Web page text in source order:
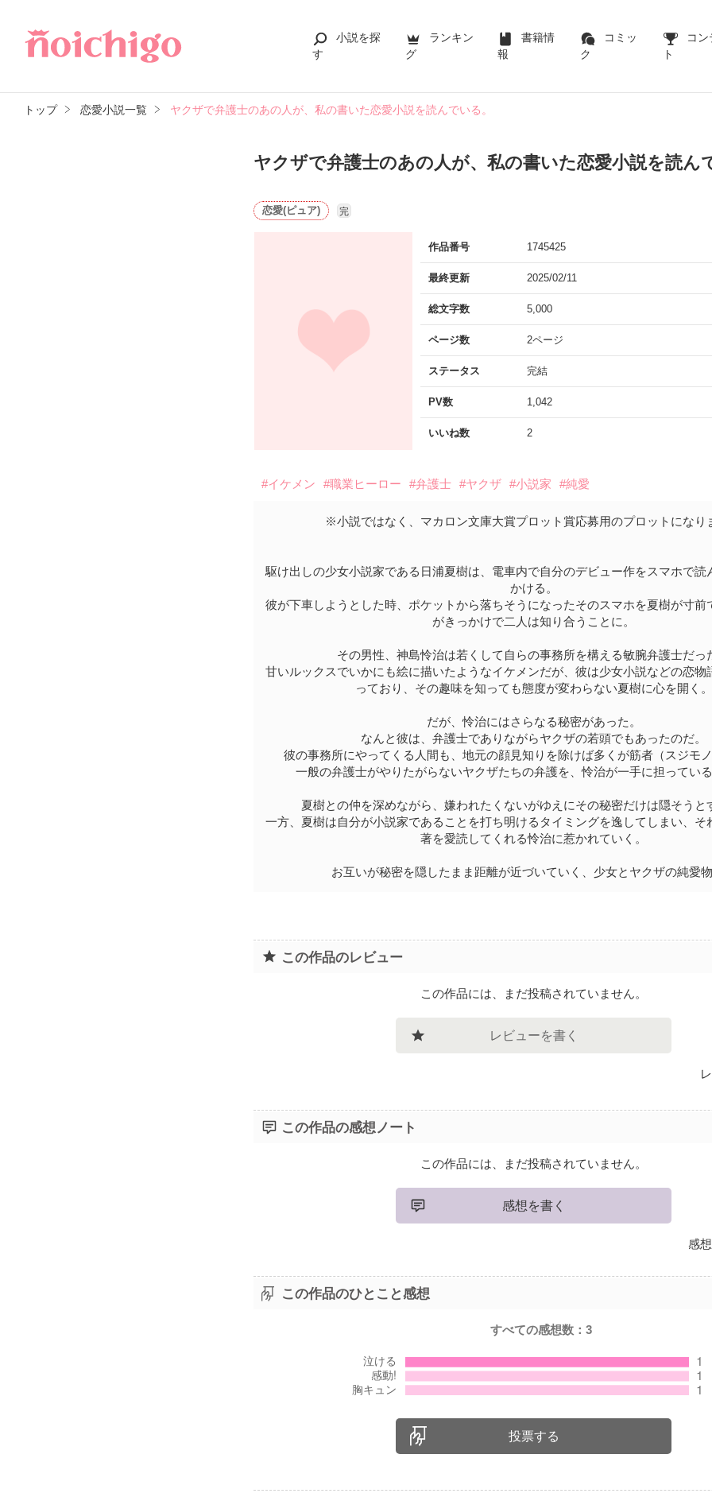
小説を探
す
ランキン
グ
書籍情
報
コミッ
ク
コ
ト
トップ 恋愛小説一覧 ヤクザで弁護士のあの人が、私の書いた恋愛小説を読んでいる。
ヤクザで弁護士のあの人が、私の書いた恋愛小説を読ん
恋愛(ピュア) 完
作品番号 1745425
最終更新 2025/02/11
総文字数 5,000
ページ数 2ページ
ステータス 完結
PV数 1,042
いいね数 2
#イケメン #職業ヒーロー #弁護士 #ヤクザ #小説家 #純愛
※小説ではなく、マカロン文庫大賞プロット賞応募用のプロットになり
駆け出しの少女小説家である日浦夏樹は、電車内で自分のデビュー作をスマホで読
かける。
彼が下車しようとした時、ポケットから落ちそうになったそのスマホを夏樹が寸前
がきっかけで二人は知り合うことに。
その男性、神島怜治は若くして自らの事務所を構える敏腕弁護士だっ
甘いルックスでいかにも絵に描いたようなイケメンだが、彼は少女小説などの恋物
っており、その趣味を知っても態度が変わらない夏樹に心を開く。
だが、怜治にはさらなる秘密があった。
なんと彼は、弁護士でありながらヤクザの若頭でもあったのだ。
彼の事務所にやってくる人間も、地元の顔見知りを除けば多くが筋者（スジモ
一般の弁護士がやりたがらないヤクザたちの弁護を、怜治が一手に担ってい
夏樹との仲を深めながら、嫌われたくないがゆえにその秘密だけは隠そうと
一方、夏樹は自分が小説家であることを打ち明けるタイミングを逸してしまい、そ
著を愛読してくれる怜治に惹かれていく。
お互いが秘密を隠したまま距離が近づいていく、少女とヤクザの純愛
この作品のレビュー
この作品には、まだ投稿されていません。
レビューを書く
この作品の感想ノート
この作品には、まだ投稿されていません。
感想を書く
感
この作品のひとこと感想
すべての感想数：3
投票する